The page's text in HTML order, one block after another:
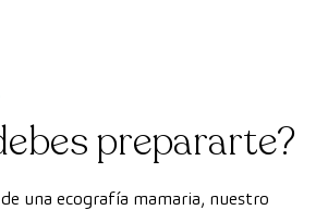
prepararte?
una ecografía mamaria, nuestro